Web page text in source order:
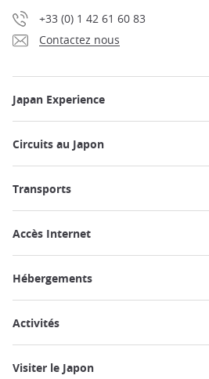
+33 (0) 1 42 61 60 83
Contactez nous
Japan Experience
Circuits au Japon
Transports
Accès Internet
Hébergements
Activités
Visiter le Japon